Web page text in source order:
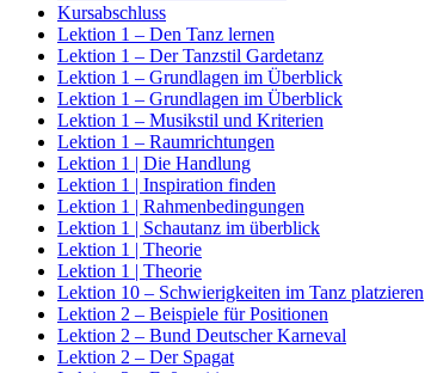
Kursabschluss
Lektion 1 – Den Tanz lernen
Lektion 1 – Der Tanzstil Gardetanz
Lektion 1 – Grundlagen im Überblick
Lektion 1 – Grundlagen im Überblick
Lektion 1 – Musikstil und Kriterien
Lektion 1 – Raumrichtungen
Lektion 1 | Die Handlung
Lektion 1 | Inspiration finden
Lektion 1 | Rahmenbedingungen
Lektion 1 | Schautanz im überblick
Lektion 1 | Theorie
Lektion 1 | Theorie
Lektion 10 – Schwierigkeiten im Tanz platzieren
Lektion 2 – Beispiele für Positionen
Lektion 2 – Bund Deutscher Karneval
Lektion 2 – Der Spagat